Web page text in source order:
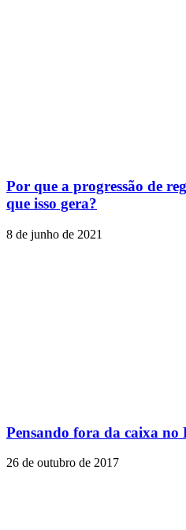
Por que a progressão de
que isso gera?
8 de junho de 2021
Pensando fora da caixa no
26 de outubro de 2017